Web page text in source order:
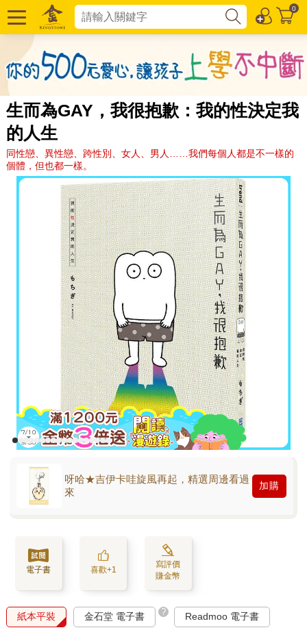
0
生而為GAY，我很抱歉：我的性決定我
的人生
同性戀、異性戀、跨性別、女人、男人……我們每個人都是不一樣的
個體，但也都一樣。
呀哈★吉伊卡哇旋風再起，精選周邊看過
來
加購
電子書 喜歡+1
寫評價
賺金幣
紙本平裝 金石堂 電子書 ? Readmoo 電子書